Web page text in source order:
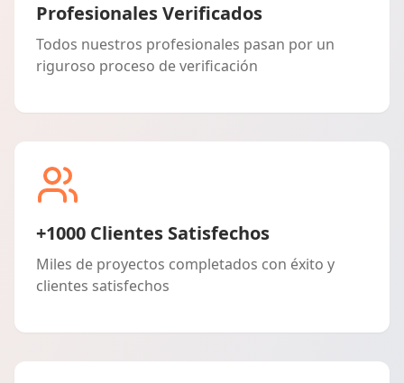
Profesionales Verificados
Todos nuestros profesionales pasan por un
riguroso proceso de verificación
+1000 Clientes Satisfechos
Miles de proyectos completados con éxito y
clientes satisfechos